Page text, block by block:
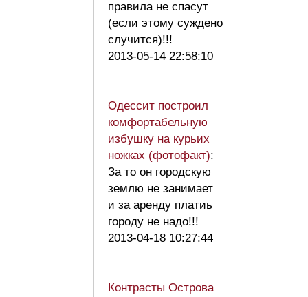
правила не спасут
(если этому суждено
случится)!!!
2013-05-14 22:58:10
Одессит построил
комфортабельную
избушку на курьих
ножках (фотофакт):
За то он городскую
землю не занимает
и за аренду платиь
городу не надо!!!
2013-04-18 10:27:44
Контрасты Острова